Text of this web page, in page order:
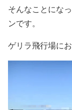
そんなことにな
ンです。
ゲリラ飛行場に